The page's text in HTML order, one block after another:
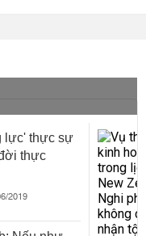
lực' thực sự
thực
2019